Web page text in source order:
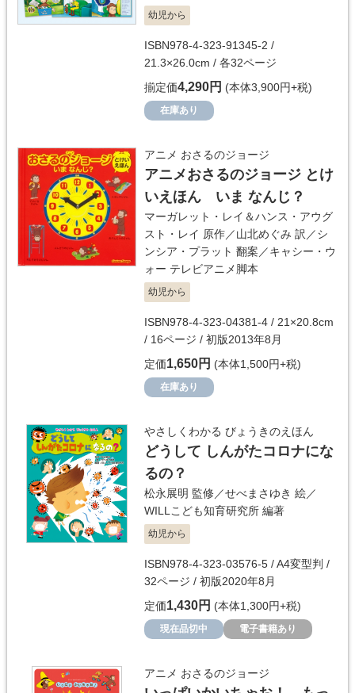
幼児から
ISBN978-4-323-91345-2 /
21.3×26.0cm / 各32ページ
揃定価4,290円 (本体3,900円+税)
在庫あり
アニメ おさるのジョージ
アニメおさるのジョージ とけ
いえほん いま なんじ？
マーガレット・レイ＆ハンス・アウグ
スト・レイ 原作／山北めぐみ 訳／シ
ンシア・プラット 翻案／キャシー・ウ
ォー テレビアニメ脚本
幼児から
ISBN978-4-323-04381-4 / 21×20.8cm
/ 16ページ / 初版2013年8月
定価1,650円 (本体1,500円+税)
在庫あり
やさしくわかる びょうきのえほん
どうして しんがたコロナにな
るの？
松永展明 監修／せべまさゆき 絵／
WILLこども知育研究所 編著
幼児から
ISBN978-4-323-03576-5 / A4変型判 /
32ページ / 初版2020年8月
定価1,430円 (本体1,300円+税)
現在品切中 電子書籍あり
アニメ おさるのジョージ